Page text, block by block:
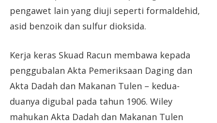
pengawet lain yang diuji seperti formaldehid,
asid benzoik dan sulfur dioksida.
Kerja keras Skuad Racun membawa kepada
penggubalan Akta Pemeriksaan Daging dan
Akta Dadah dan Makanan Tulen – kedua-
duanya digubal pada tahun 1906. Wiley
mahukan Akta Dadah dan Makanan Tulen